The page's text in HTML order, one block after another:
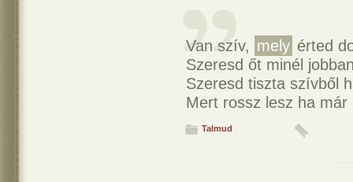
Van szív, mely érted
Szeresd őt minél
Szeresd tiszta szívből
Mert rossz lesz ha már
Talmud